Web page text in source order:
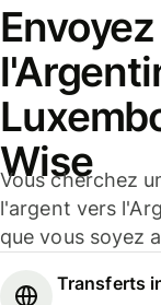
Wise
Vous cherchez
l'argent vers
que vous soyez
Transferts